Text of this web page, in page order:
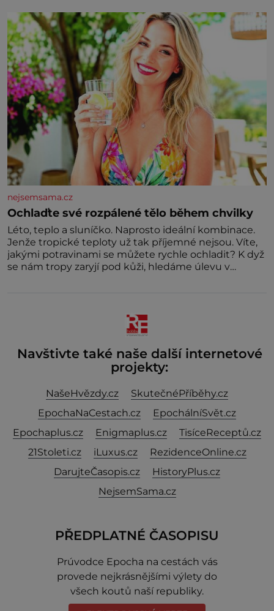
nejsemsama.cz
Ochlaďte své rozpálené tělo během chvilky
Léto, teplo a sluníčko. Naprosto ideální kombinace.
Jenže tropické teploty už tak příjemné nejsou. Víte,
jakými potravinami se můžete rychle ochladit? K dyž
se nám tropy zaryjí pod kůži, hledáme úlevu v
Navštivte také naše další internetové
projekty:
NašeHvězdy.cz
SkutečnéPříběhy.cz
EpochaNaCestach.cz
EpochálníSvět.cz
Epochaplus.cz
Enigmaplus.cz
TisíceReceptů.cz
21Stoleti.cz
iLuxus.cz
RezidenceOnline.cz
DarujteČasopis.cz
HistoryPlus.cz
NejsemSama.cz
PŘEDPLATNÉ ČASOPISU
Prúvodce Epocha na cestách vás
provede nejkrásnějšími výlety do
všech koutů naší republiky.